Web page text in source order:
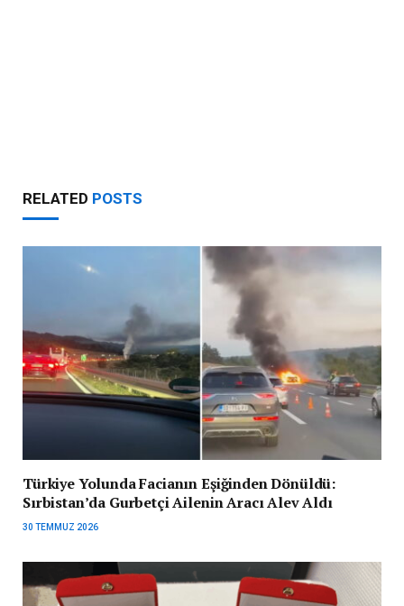
RELATED POSTS
Türkiye Yolunda Facianın Eşiğinden Dönüldü:
Sırbistan’da Gurbetçi Ailenin Aracı Alev Aldı
30 TEMMUZ 2026